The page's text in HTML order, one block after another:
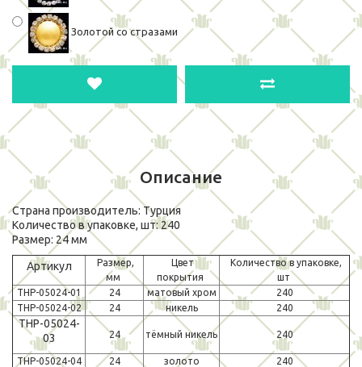
Золотой со стразами
Описание
Страна производитель: Турция
Количество в упаковке, шт: 240
Размер: 24 мм
Артикул
Размер,
мм
Цвет
покрытия
Количество в упаковке,
шт
THP-05024-01
24 матовый хром
240
THP-05024-02
24 никель 240
THP-05024-
03
24 тёмный никель 240
THP-05024-04 24 золото
240